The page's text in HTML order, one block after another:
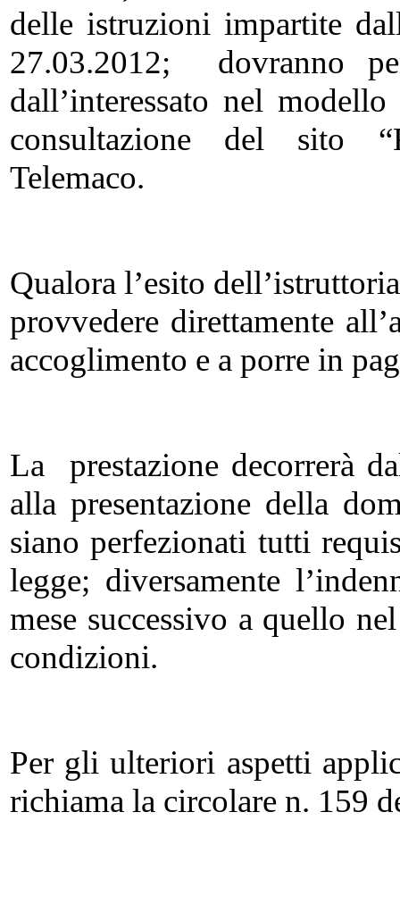
delle istruzioni impartite
27.03.2012; dovranno
dall’interessato nel
consultazione del sito
Telemaco.
Qualora l’esito
provvedere direttamente
accoglimento e a porre in
La prestazione decorrerà
alla presentazione della
siano perfezionati tutti
legge; diversamente
mese successivo a quello
condizioni.
Per gli ulteriori aspetti
richiama la circolare n. 159